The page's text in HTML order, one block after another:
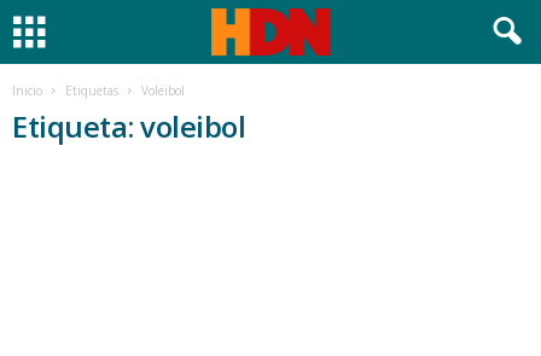
Inicio Etiquetas Voleibol
Etiqueta: voleibol